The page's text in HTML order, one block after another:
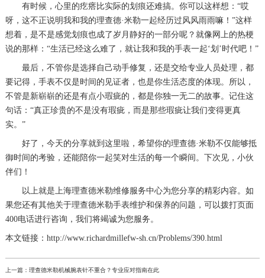
有时候，心里的疙瘩比实际的划痕还难搞。你可以这样想：“哎
呀，这不正说明我和我的理查德·米勒一起经历过风风雨雨嘛！”这样
想着，是不是感觉划痕也成了岁月静好的一部分呢？就像网上的热梗
说的那样：“生活已经这么难了，就让我和我的手表一起‘划’时代吧！”
最后，不管你是选择自己动手修复，还是交给专业人员处理，都
要记得，手表不仅是时间的见证者，也是你生活态度的体现。所以，
不管是新崭崭的还是有点小瑕疵的，都是你独一无二的故事。记住这
句话：“真正珍贵的不是没有瑕疵，而是那些瑕疵让我们变得更真
实。”
好了，今天的分享就到这里啦，希望你的理查德·米勒不仅能够抵
御时间的考验，还能陪你一起笑对生活的每一个瞬间。下次见，小伙
伴们！
以上就是上海理查德米勒维修服务中心为您分享的精彩内容。如
果您还有其他关于理查德米勒手表维护和保养的问题，可以拨打页面
400电话进行咨询，我们将竭诚为您服务。
本文链接：http://www.richardmillefw-sh.cn/Problems/390.html
上一篇： 理查德米勒机械腕表针不重合？专业应对指南在此